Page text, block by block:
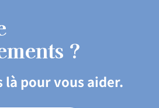
?
là pour vous aider.